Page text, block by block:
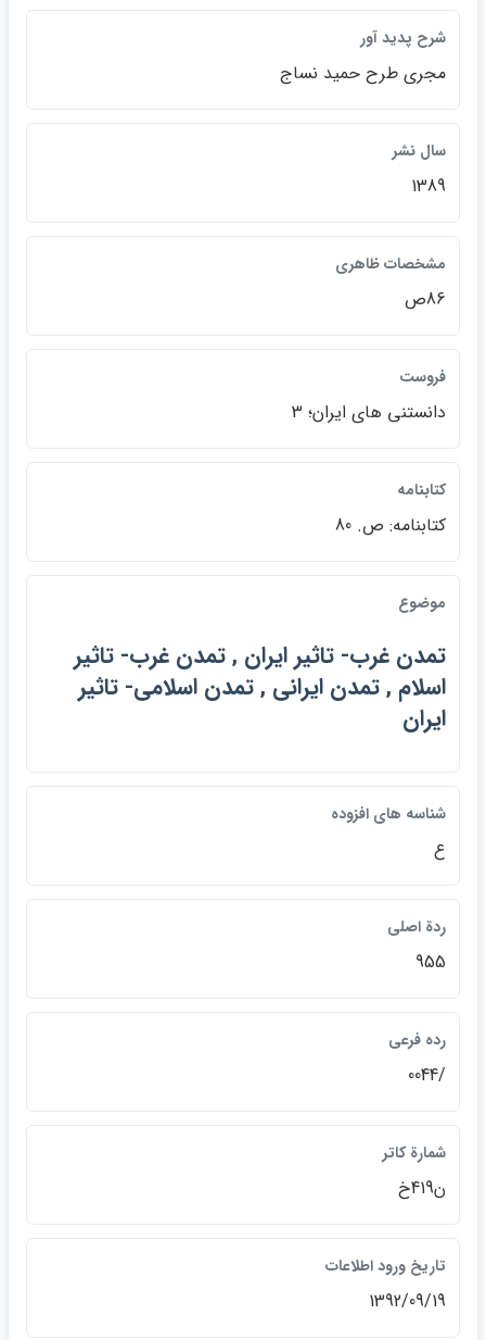
شرح پديد آور
مجري طرح حميد نساج
سال نشر
1389
مشخصات ظاهري
86ص
فروست
دانستني هاي ايران؛ 3
كتابنامه
كتابنامه: ص. 80
موضوع
تمدن غرب- تاثير ايران , تمدن غرب- تاثير
اسلام , تمدن ايراني , تمدن اسلامي- تاثير
ايران
شناسه هاي افزوده
ع
ردة اصلي
955
رده فرعي
/0044
شمارة كاتر
ن419خ
تاريخ ورود اطلاعات
1392/09/19